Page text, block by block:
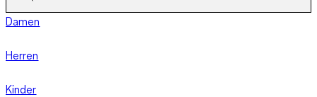
Damen
Herren
Kinder